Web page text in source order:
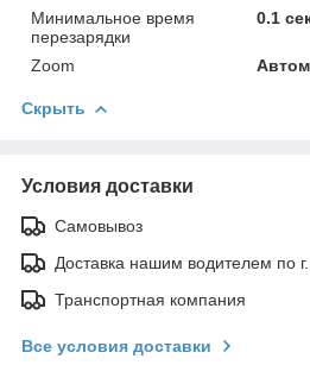
Минимальное время
перезарядки
0.1
Zoom
Скрыть
Условия доставки
Самовывоз
Доставка нашим водителем по
Транспортная компания
Все условия доставки